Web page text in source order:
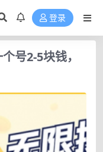
登录
号2-5块钱，